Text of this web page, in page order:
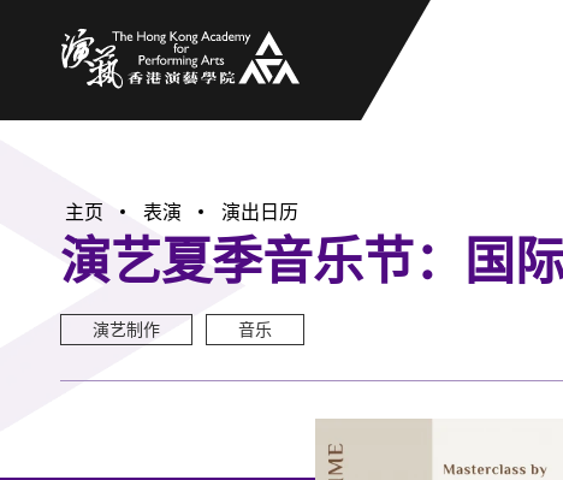
主页 表演 演出日历
演艺夏季音乐节：国
演艺制作 音乐